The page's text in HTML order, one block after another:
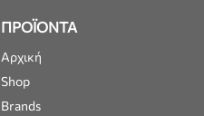
ΠΡΟΪΟΝΤΑ
Αρχική
Shop
Brands